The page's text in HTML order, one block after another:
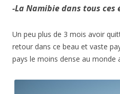
-La Namibie dans tous
Un peu plus de 3 mois avoir
retour dans ce beau et vaste
pays le moins dense au monde